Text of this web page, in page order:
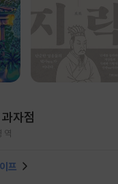
자점
역
프